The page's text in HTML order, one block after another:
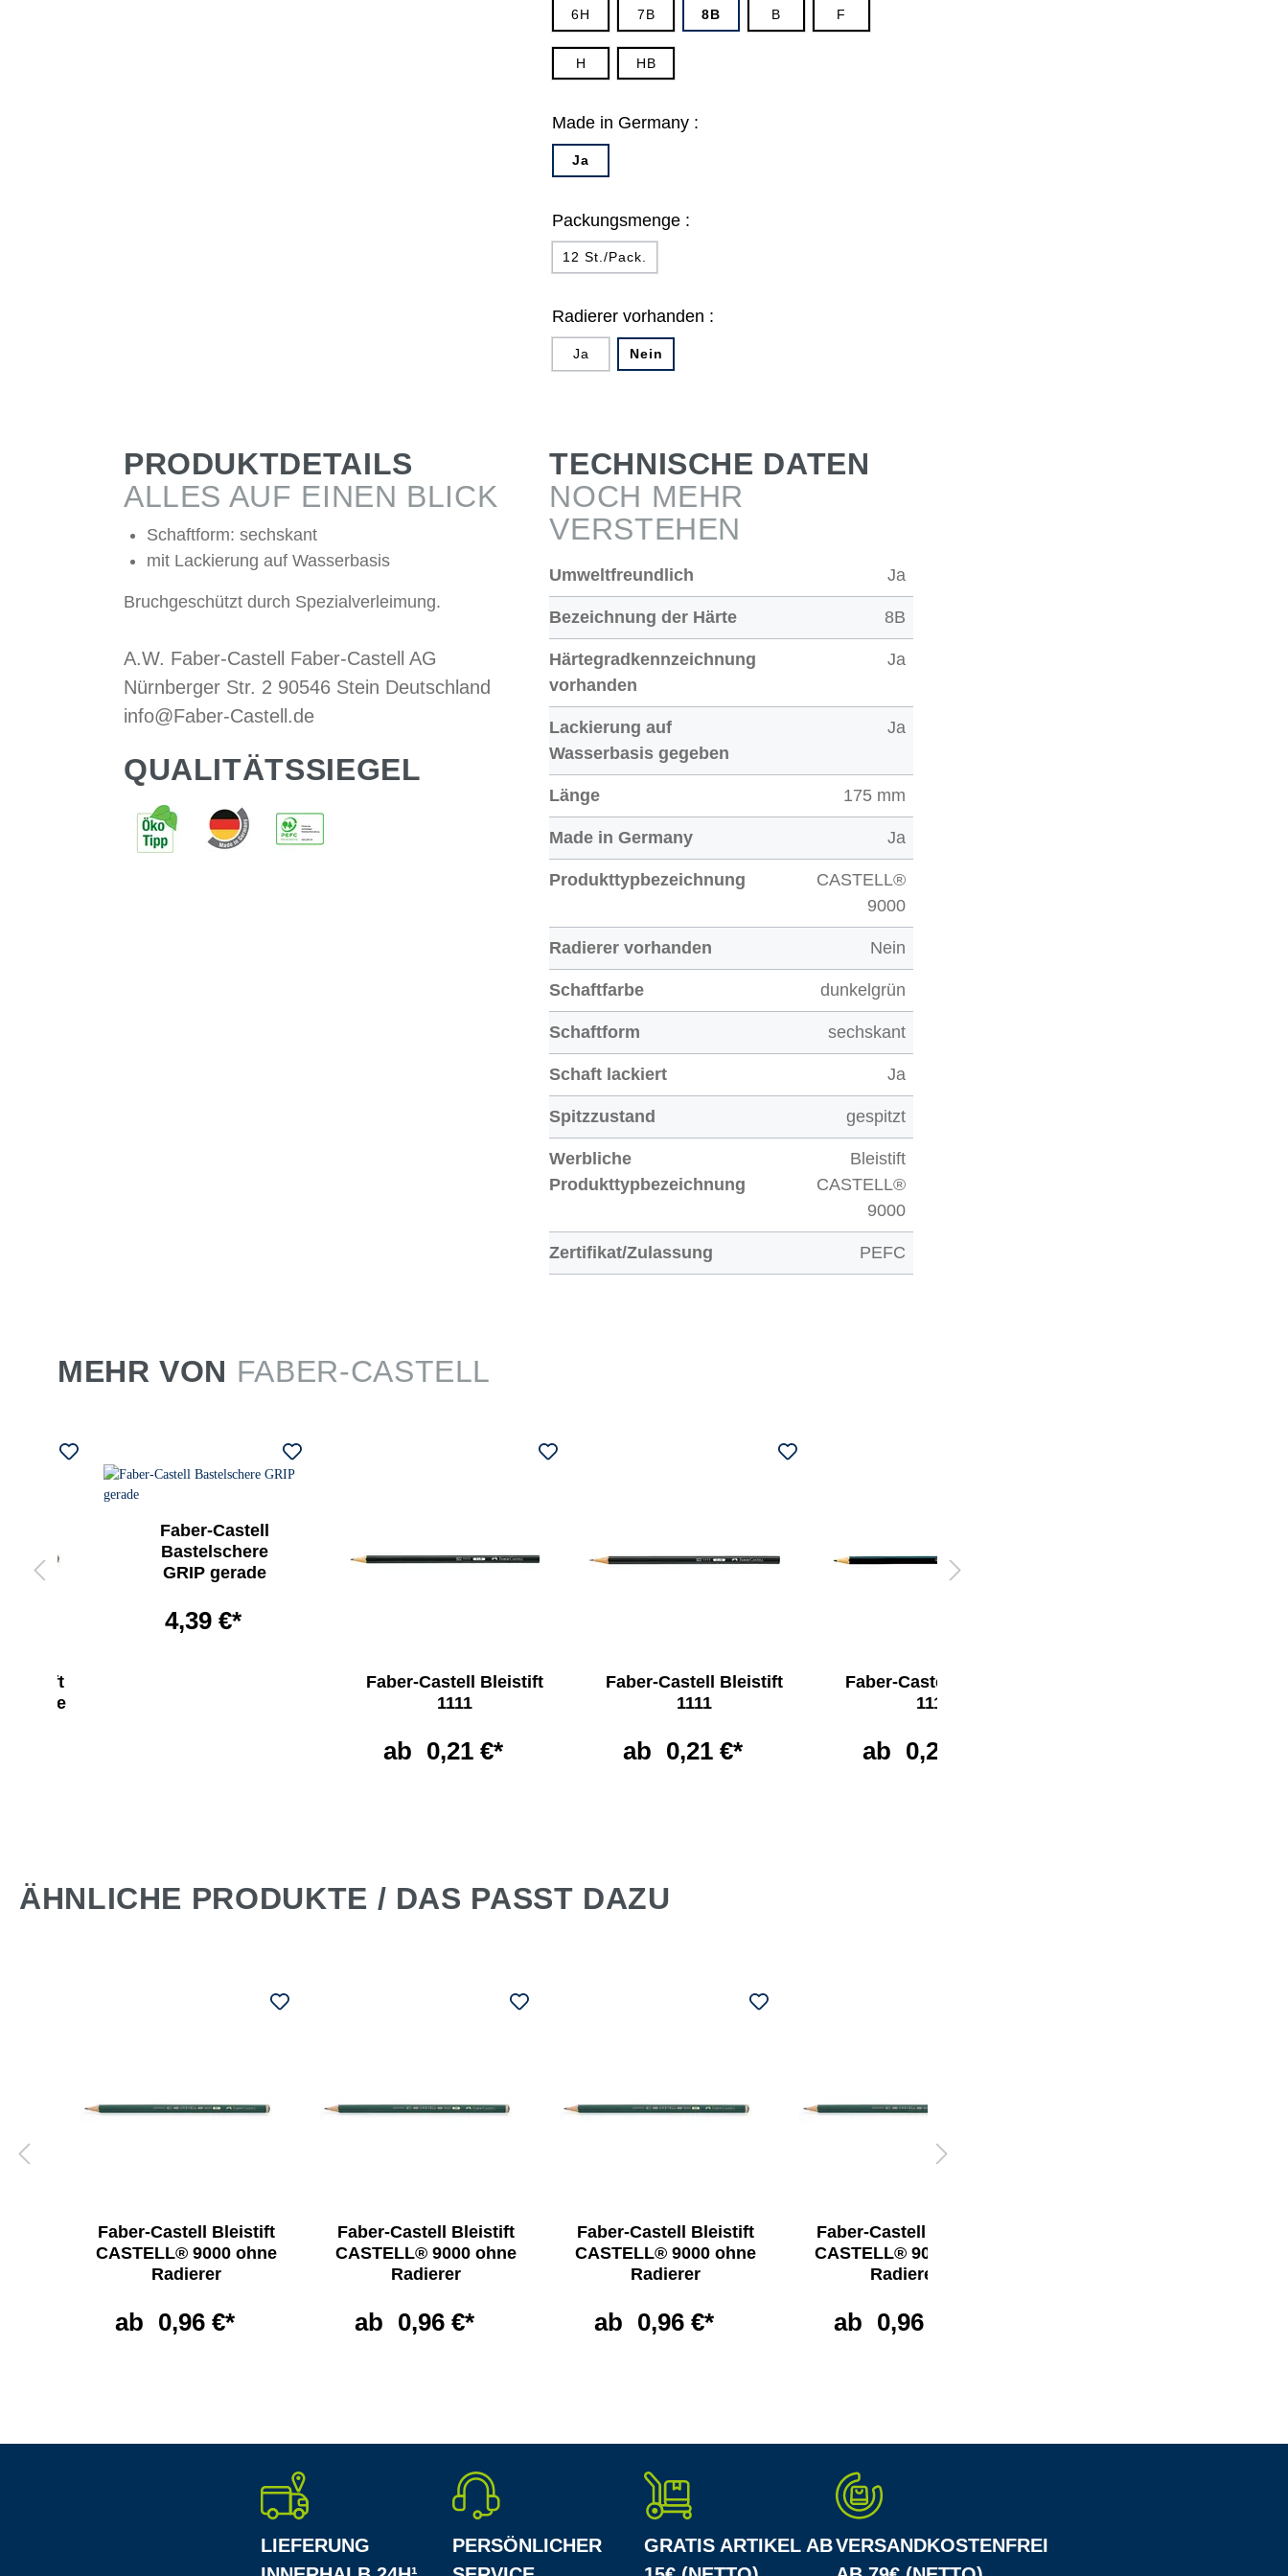
6H 7B 8B B F
H HB
Made in Germany :
Ja
Packungsmenge :
12 St./Pack.
Radierer vorhanden :
Ja Nein
PRODUKTDETAILS
ALLES AUF EINEN BLICK
Schaftform: sechskant
mit Lackierung auf Wasserbasis
Bruchgeschützt durch Spezialverleimung.
A.W. Faber-Castell Faber-Castell AG
Nürnberger Str. 2 90546 Stein Deutschland
info@Faber-Castell.de
QUALITÄTSSIEGEL
TECHNISCHE DATEN
NOCH MEHR
VERSTEHEN
Umweltfreundlich Ja
Bezeichnung der Härte 8B
Härtegradkennzeichnung
vorhanden
Ja
Lackierung auf
Wasserbasis gegeben
Ja
Länge 175 mm
Made in Germany Ja
Produkttypbezeichnung
CASTELL®
9000
Radierer vorhanden Nein
Schaftfarbe dunkelgrün
Schaftform sechskant
Schaft lackiert Ja
Spitzzustand gespitzt
Werbliche
Produkttypbezeichnung
Bleistift
CASTELL®
9000
Zertifikat/Zulassung PEFC
MEHR VON FABER-CASTELL
ohne
Faber-Castell
Bastelschere
GRIP gerade
4,39 €*
Faber-Castell Bleistift
1111
ab 0,21 €*
Faber-Castell Bleistift
1111
ab 0,21 €*
Faber-Castell Bleistift
1111
ab 0,21 €*
ÄHNLICHE PRODUKTE / DAS PASST DAZU
Faber-Castell Bleistift
CASTELL® 9000 ohne
Radierer
ab 0,96 €*
Faber-Castell Bleistift
CASTELL® 9000 ohne
Radierer
ab 0,96 €*
Faber-Castell Bleistift
CASTELL® 9000 ohne
Radierer
ab 0,96 €*
Faber-Castell Bleistift
CASTELL® 9000 ohne
Radierer
ab 0,96 €*
LIEFERUNG
PERSÖNLICHER
GRATIS ARTIKEL ABVERSANDKOSTENFREI